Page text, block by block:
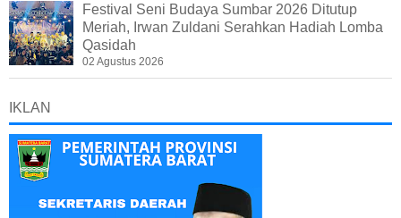
Festival Seni Budaya Sumbar 2026 Ditutup
Meriah, Irwan Zuldani Serahkan Hadiah Lomba
Qasidah
02 Agustus 2026
IKLAN